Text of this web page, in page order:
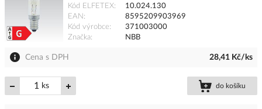
Kód ELFETEX
10.024.130
EAN
8595209903969
Kód výrobce
371003000
Značka
NBB
Cena s DPH 28,41 Kč/ks
ks do košíku